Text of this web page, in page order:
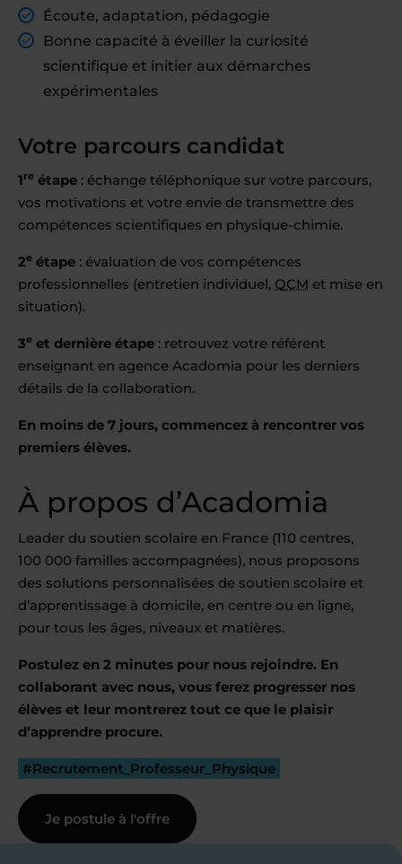
Écoute, adaptation, pédagogie
Bonne capacité à éveiller la curiosité
scientifique et initier aux démarches
expérimentales
Votre parcours candidat
1re étape : échange téléphonique sur votre parcours,
vos motivations et votre envie de transmettre des
compétences scientifiques en physique-chimie.
2e étape : évaluation de vos compétences
professionnelles (entretien individuel, QCM et mise en
situation).
3e et dernière étape : retrouvez votre référent
enseignant en agence Acadomia pour les derniers
détails de la collaboration.
En moins de 7 jours, commencez à rencontrer vos
premiers élèves.
À propos d’Acadomia
Leader du soutien scolaire en France (110 centres,
100 000 familles accompagnées), nous proposons
des solutions personnalisées de soutien scolaire et
d’apprentissage à domicile, en centre ou en ligne,
pour tous les âges, niveaux et matières.
Postulez en 2 minutes pour nous rejoindre. En
collaborant avec nous, vous ferez progresser nos
élèves et leur montrerez tout ce que le plaisir
d’apprendre procure.
#Recrutement_Professeur_Physique
Je postule à l'offre